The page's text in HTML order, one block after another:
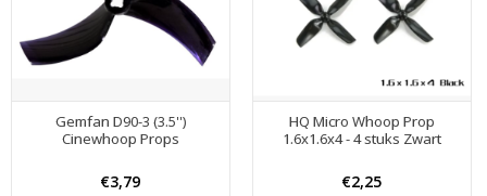
Gemfan D90-3 (3.5'')
Cinewhoop Props
€3,79
HQ Micro Whoop Prop
1.6x1.6x4 - 4 stuks Zwart
€2,25